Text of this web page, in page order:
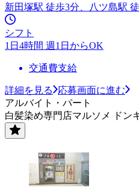
新田塚駅 徒歩3分、八ツ島駅
シフト
1日4時間 週1日からOK
交通費支給
詳細を見る
応募画面に進む
アルバイト・パート
白髪染め専門店マルソメ ドン